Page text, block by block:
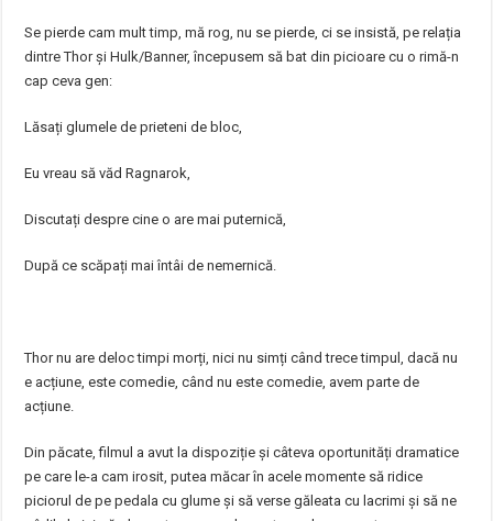
Se pierde cam mult timp, mă rog, nu se pierde, ci se insistă, pe relația
dintre Thor și Hulk/Banner, începusem să bat din picioare cu o rimă-n
cap ceva gen:
Lăsați glumele de prieteni de bloc,
Eu vreau să văd Ragnarok,
Discutați despre cine o are mai puternică,
După ce scăpați mai întâi de nemernică.
Thor nu are deloc timpi morți, nici nu simți când trece timpul, dacă nu
e acțiune, este comedie, când nu este comedie, avem parte de
acțiune.
Din păcate, filmul a avut la dispoziție şi câteva oportunități dramatice
pe care le-a cam irosit, putea măcar în acele momente să ridice
piciorul de pe pedala cu glume şi să verse găleata cu lacrimi și să ne